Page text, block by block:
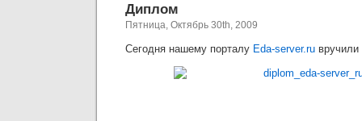
Диплом
Пятница, Октябрь 30th, 2009
Сегодня нашему порталу Eda-server.ru